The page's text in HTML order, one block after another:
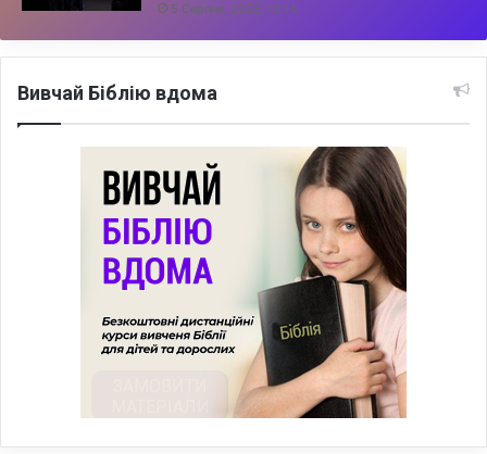
5 Серпня, 2026, 10:14
Вивчай Біблію вдома